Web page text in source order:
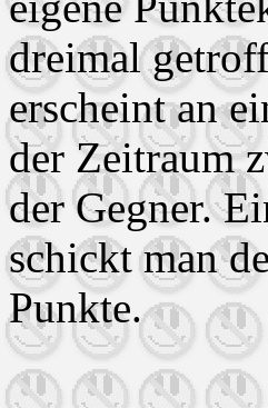
dreimal
erscheint an
der Zeitraum
der Gegner.
schickt man
Punkte.